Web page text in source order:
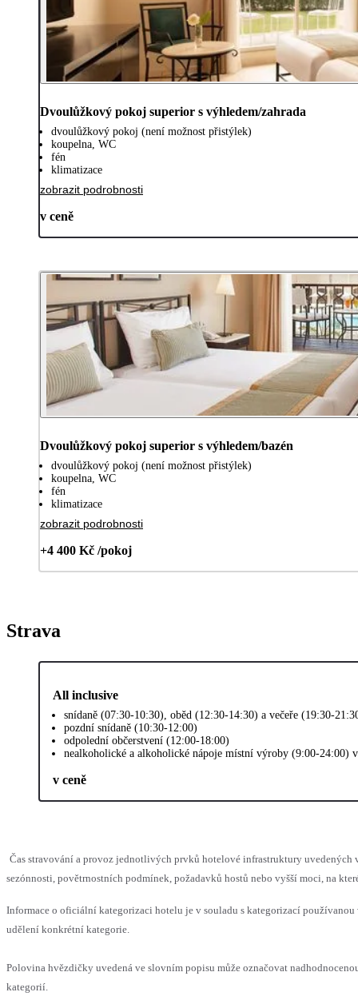
Dvoulůžkový pokoj superior s výhledem/zahrada
dvoulůžkový pokoj (není možnost přistýlek)
koupelna, WC
fén
klimatizace
zobrazit podrobnosti
v ceně
Dvoulůžkový pokoj superior s výhledem/bazén
dvoulůžkový pokoj (není možnost přistýlek)
koupelna, WC
fén
klimatizace
zobrazit podrobnosti
+4 400 Kč /pokoj
Strava
All inclusive
snídaně (07:30-10:30), oběd (12:30-14:30) a večeře (19:30-
pozdní snídaně (10:30-12:00)
odpolední občerstvení (12:00-18:00)
nealkoholické a alkoholické nápoje místní výroby (9:00-24:00) v
v ceně
Čas stravování a provoz jednotlivých prvků hotelové infrastruktury uvedených
sezónnosti, povětrnostních podmínek, požadavků hostů nebo vyšší moci, na
Informace o oficiální kategorizaci hotelu je v souladu s kategorizací
udělení konkrétní kategorie.
Polovina hvězdičky uvedená ve slovním popisu může označovat
kategorií.